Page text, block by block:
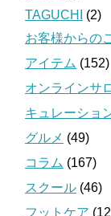
TAGUCHI
(2)
お客様からの
アイテム (152)
オンラインサ
キュレーショ
グルメ (49)
コラム (167)
スクール (46)
フットケア